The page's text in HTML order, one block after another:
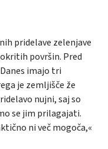
pridelave zelenjave
površin. Pred
imajo tri
je zemljišče že
nujni, saj so
se jim prilagajati.
ni več mogoča,«